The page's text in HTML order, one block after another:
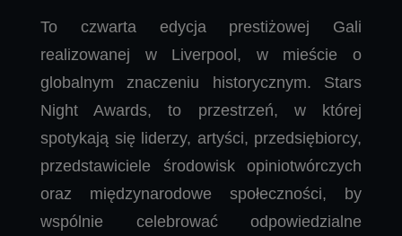
To czwarta edycja prestiżowej Gali
realizowanej w Liverpool, w mieście o
globalnym znaczeniu historycznym. Stars
Night Awards, to przestrzeń, w której
spotykają się liderzy, artyści, przedsiębiorcy,
przedstawiciele środowisk opiniotwórczych
oraz międzynarodowe społeczności, by
wspólnie celebrować odpowiedzialne